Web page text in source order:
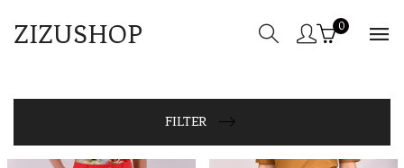
ZIZUSHOP 0
FILTER